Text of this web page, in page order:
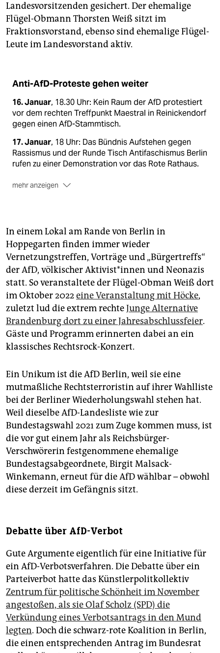
Landesvorsitzenden gesichert. Der ehemalige
Flügel-Obmann Thorsten Weiß sitzt im
Fraktionsvorstand, ebenso sind ehemalige Flügel-
Leute im Landesvorstand aktiv.
Anti-AfD-Proteste gehen weiter
16. Januar, 18.30 Uhr: Kein Raum der AfD protestiert
vor dem rechten Treffpunkt Maestral in Reinickendorf
gegen einen AfD-Stammtisch.
17. Januar, 18 Uhr: Das Bündnis Aufstehen gegen
Rassismus und der Runde Tisch Antifaschismus Berlin
rufen zu einer Demonstration vor das Rote Rathaus.
mehr anzeigen
3. Februar:Menschenkette um den Reichstag durch
das neue Bündnis Hand in Hand
#Wirsinddiebrandmauer gegen die
Deportationspläne der AfD.
In einem Lokal am Rande von Berlin in
Hoppegarten finden immer wieder
Vernetzungstreffen, Vorträge und „Bürgertreffs“
der AfD, völkischer Ak­ti­vis­t*in­nen und Neonazis
statt. So veranstaltete der Flügel-Obman Weiß dort
im Oktober 2022eine Veranstaltung mit Höcke,
zuletzt lud die extrem rechteJunge Alternative
Brandenburg dort zu einer Jahresabschlussfeier.
Gäste und Programm erinnerten dabei an ein
klassisches Rechtsrock-Konzert.
Ein Unikum ist die AfD Berlin, weil sie eine
mutmaßliche Rechtsterroristin auf ihrer Wahlliste
bei der Berliner Wiederholungswahl stehen hat.
Weil dieselbe AfD-Landesliste wie zur
Bundestagswahl 2021 zum Zuge kommen muss, ist
die vor gut einem Jahr als Reichsbürger-
Verschwörerin festgenommene ehemalige
Bundestagsabgeordnete, Birgit Malsack-
Winkemann, erneut für die AfD wählbar – obwohl
diese derzeit im Gefängnis sitzt.
Debatte über AfD-Verbot
Gute Argumente eigentlich für eine Initiative für
ein AfD-Verbotsverfahren. Die Debatte über ein
Parteiverbot hatte das Künstlerpolitkollektiv
Zentrum für politische Schönheit im November
angestoßen, als sie Olaf Scholz (SPD) die
Verkündung eines Verbotsantrags in den Mund
legten. Doch die schwarz-rote Koalition in Berlin,
die einen entsprechenden Antrag im Bundesrat